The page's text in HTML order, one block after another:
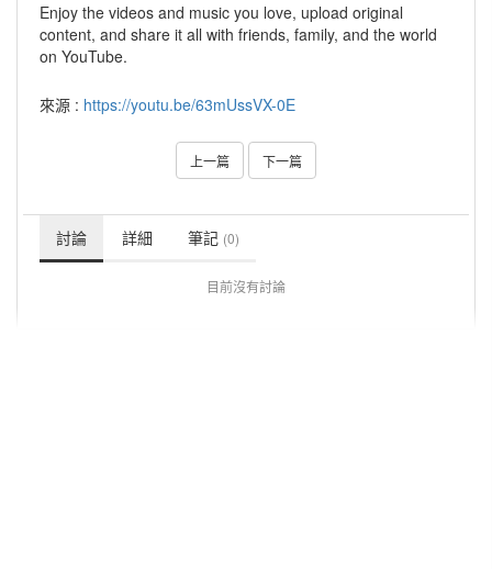
Enjoy the videos and music you love, upload original
content, and share it all with friends, family, and the world
on YouTube.
來源 : https://youtu.be/63mUssVX-0E
上一篇 下一篇
討論 詳細 筆記 (0)
目前沒有討論